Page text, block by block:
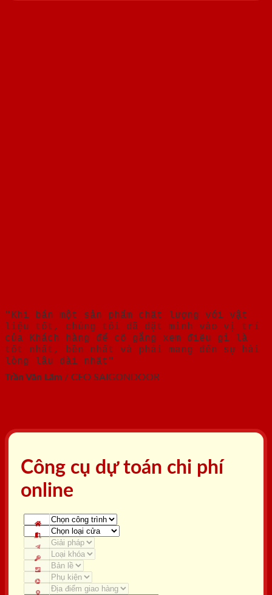
"Khi bán một sản phẩm chất lượng với vật
liệu tốt, chúng tôi đã đặt mình vào vị trí
của Khách hàng để cố gắng xem điều gì là
tốt nhất, bền nhất và phải mang đến sự hài
lòng lâu dài nhất"
Trần Văn Lãm / CEO SAIGONDOOR
Công cụ dự toán chi phí
online